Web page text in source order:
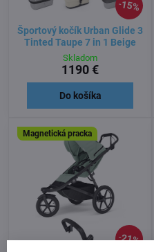
15%
Športový kočík Urban Glide 3
Tinted Taupe 7 in 1 Beige
Skladom
1190 €
Do košíka
21%
Magnetická pracka